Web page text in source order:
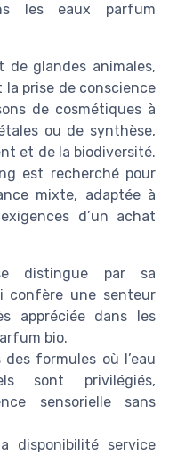
les eaux parfum
de glandes animales,
la prise de conscience
de cosmétiques à
ou de synthèse,
et de la biodiversité.
est recherché pour
mixte, adaptée à
d’un achat
distingue par sa
confère une senteur
appréciée dans les
bio.
formules où l’eau
sont privilégiés,
sensorielle sans
disponibilité service